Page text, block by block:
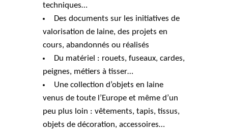
techniques…
Des documents sur les initiatives de
valorisation de laine, des projets en
cours, abandonnés ou réalisés
Du matériel : rouets, fuseaux, cardes,
peignes, métiers à tisser…
Une collection d’objets en laine
venus de toute l’Europe et même d’un
peu plus loin : vêtements, tapis, tissus,
objets de décoration, accessoires…